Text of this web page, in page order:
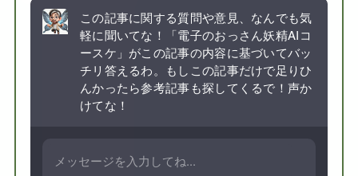
この記事に関する質問や意見、なんでも気
軽に聞いてな！「電子のおっさん妖精AIコ
ースケ」がこの記事の内容に基づいてバッ
チリ答えるわ。もしこの記事だけで足りひ
んかったら参考記事も探してくるで！声か
けてな！